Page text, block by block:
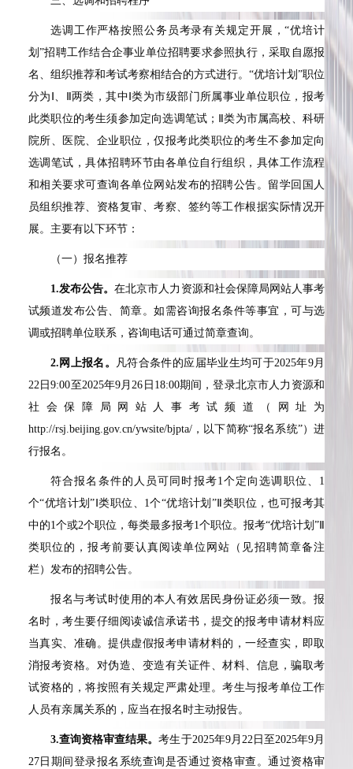
选调工作严格按照公务员考录有关规定开展，“优培计
划”招聘工作结合企事业单位招聘要求参照执行，采取自愿报
名、组织推荐和考试考察相结合的方式进行。“优培计划”职位
分为Ⅰ、Ⅱ两类，其中Ⅰ类为市级部门所属事业单位职位，报考
此类职位的考生须参加定向选调笔试；Ⅱ类为市属高校、科研
院所、医院、企业职位，仅报考此类职位的考生不参加定向
选调笔试，具体招聘环节由各单位自行组织，具体工作流程
和相关要求可查询各单位网站发布的招聘公告。留学回国人
员组织推荐、资格复审、考察、签约等工作根据实际情况开
展。主要有以下环节：
（一）报名推荐
1.发布公告。在北京市人力资源和社会保障局网站人事考
试频道发布公告、简章。如需咨询报名条件等事宜，可与选
调或招聘单位联系，咨询电话可通过简章查询。
2. 网上报名。
凡符合条件的应届毕业生均可于2025年9月
22日9:00至2025年9月26日18:00期间，登录北京市人力资源和
社会保障局网站人事考试频道（网址为
http://rsj.beijing.gov.cn/ywsite/bjpta/，以下简称“报名系统”）进
行报名。
符合报名条件的人员可同时报考1个定向选调职位、1
个“优培计划”Ⅰ类职位、1个“优培计划”Ⅱ类职位，也可报考其
中的1个或2个职位，每类最多报考1个职位。报考“优培计划”Ⅱ
类职位的，报考前要认真阅读单位网站（见招聘简章备注
栏）发布的招聘公告。
报名与考试时使用的本人有效居民身份证必须一致。报
名时，考生要仔细阅读诚信承诺书，提交的报考申请材料应
当真实、准确。提供虚假报考申请材料的，一经查实，即取
消报考资格。对伪造、变造有关证件、材料、信息，骗取考
试资格的，将按照有关规定严肃处理。考生与报考单位工作
人员有亲属关系的，应当在报名时主动报告。
3.查询资格审查结果。考生于2025年9月22日至2025年9月
27日期间登录报名系统查询是否通过资格审查。通过资格审